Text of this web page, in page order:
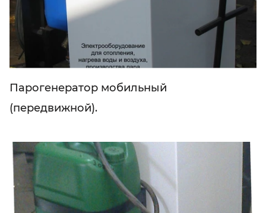
Парогенератор мобильный
(передвижной).